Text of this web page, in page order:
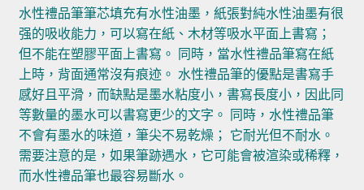
水性禮品筆筆芯填充有水性油墨，紙張對純水性油墨有很
强的吸收能力，可以寫在紙、木材等吸水平面上書寫；
但不能在塑膠平面上書寫。 同時，當水性禮品筆寫在紙
上時，背面通常沒有痕迹。 水性禮品筆的優點是書寫手
感好且平滑，而缺點是墨水粘度小，書寫長度小，因此同
等數量的墨水可以書寫更少的文字。 同時，水性禮品筆
不會有墨水的味道，筆尖不易乾燥； 它耐光但不耐水。
需要注意的是，如果筆跡遇水，它可能會被渲染或稀釋，
而水性禮品筆也最容易斷水。